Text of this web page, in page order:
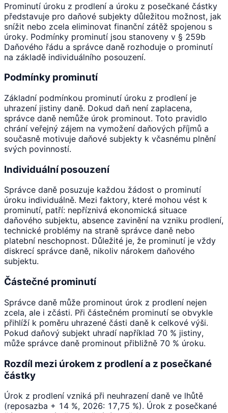
Prominutí úroku z prodlení a úroku z posečkané částky
představuje pro daňové subjekty důležitou možnost, jak
snížit nebo zcela eliminovat finanční zátěž spojenou s
úroky. Podmínky prominutí jsou stanoveny v § 259b
Daňového řádu a správce daně rozhoduje o prominutí
na základě individuálního posouzení.
Podmínky prominutí
Základní podmínkou prominutí úroku z prodlení je
uhrazení jistiny daně. Dokud daň není zaplacena,
správce daně nemůže úrok prominout. Toto pravidlo
chrání veřejný zájem na vymožení daňových příjmů a
současně motivuje daňové subjekty k včasnému plnění
svých povinností.
Individuální posouzení
Správce daně posuzuje každou žádost o prominutí
úroku individuálně. Mezi faktory, které mohou vést k
prominutí, patří: nepříznivá ekonomická situace
daňového subjektu, absence zavinění na vzniku prodlení,
technické problémy na straně správce daně nebo
platební neschopnost. Důležité je, že prominutí je vždy
diskrecí správce daně, nikoliv nárokem daňového
subjektu.
Částečné prominutí
Správce daně může prominout úrok z prodlení nejen
zcela, ale i zčásti. Při částečném prominutí se obvykle
přihlíží k poměru uhrazené části daně k celkové výši.
Pokud daňový subjekt uhradí například 70 % jistiny,
může správce daně prominout přibližně 70 % úroku.
Rozdíl mezi úrokem z prodlení a z posečkané
částky
Úrok z prodlení vzniká při neuhrazení daně ve lhůtě
(reposazba + 14 %, 2026: 17,75 %). Úrok z posečkané